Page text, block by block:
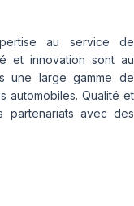
au service de
et innovation sont au
une large gamme de
automobiles. Qualité et
partenariats avec des